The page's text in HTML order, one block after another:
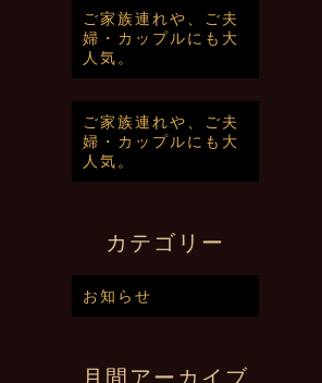
ご家族連れや、ご夫
婦・カップルにも大
人気。
ご家族連れや、ご夫
婦・カップルにも大
人気。
カテゴリー
お知らせ
月間アーカイブ